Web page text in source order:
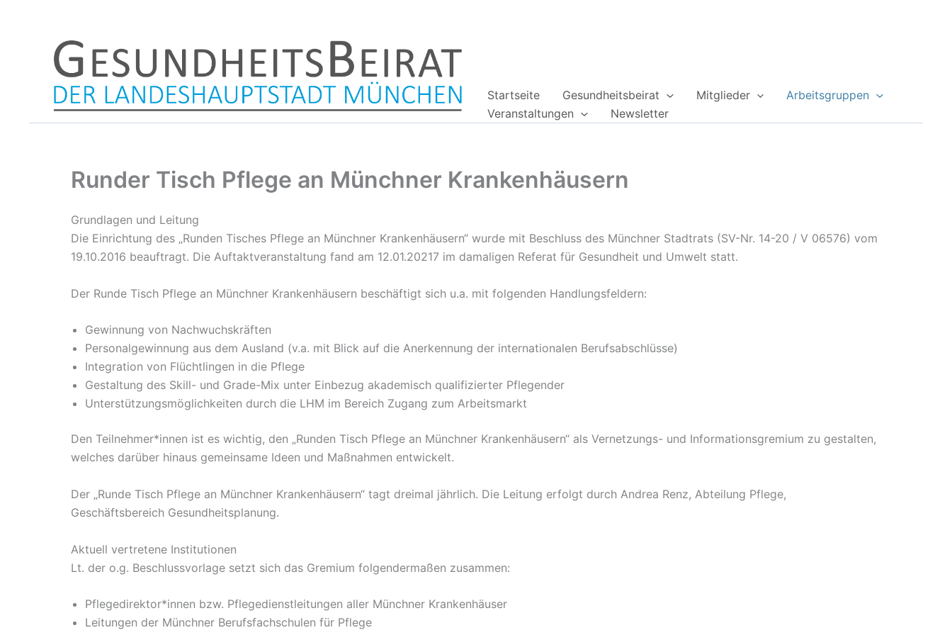
Startseite Gesundheitsbeirat Mitglieder
Arbeitsgruppen
Veranstaltungen
Newsletter
Runder Tisch Pflege an Münchner Krankenhäusern
Grundlagen und Leitung
Die Einrichtung des „Runden Tisches Pflege an Münchner Krankenhäusern“ wurde mit Beschluss des Münchner Stadtrats (SV-Nr. 14-20 / V 06576) vom
19.10.2016 beauftragt. Die Auftaktveranstaltung fand am 12.01.20217 im damaligen Referat für Gesundheit und Umwelt statt.
Der Runde Tisch Pflege an Münchner Krankenhäusern beschäftigt sich u.a. mit folgenden Handlungsfeldern:
Gewinnung von Nachwuchskräften
Personalgewinnung aus dem Ausland (v.a. mit Blick auf die Anerkennung der internationalen Berufsabschlüsse)
Integration von Flüchtlingen in die Pflege
Gestaltung des Skill- und Grade-Mix unter Einbezug akademisch qualifizierter Pflegender
Unterstützungsmöglichkeiten durch die LHM im Bereich Zugang zum Arbeitsmarkt
Den Teilnehmer*innen ist es wichtig, den „Runden Tisch Pflege an Münchner Krankenhäusern“ als Vernetzungs- und Informationsgremium zu gestalten,
welches darüber hinaus gemeinsame Ideen und Maßnahmen entwickelt.
Der „Runde Tisch Pflege an Münchner Krankenhäusern“ tagt dreimal jährlich. Die Leitung erfolgt durch Andrea Renz, Abteilung Pflege,
Geschäftsbereich Gesundheitsplanung.
Aktuell vertretene Institutionen
Lt. der o.g. Beschlussvorlage setzt sich das Gremium folgendermaßen zusammen:
Pflegedirektor*innen bzw. Pflegedienstleitungen aller Münchner Krankenhäuser
Leitungen der Münchner Berufsfachschulen für Pflege